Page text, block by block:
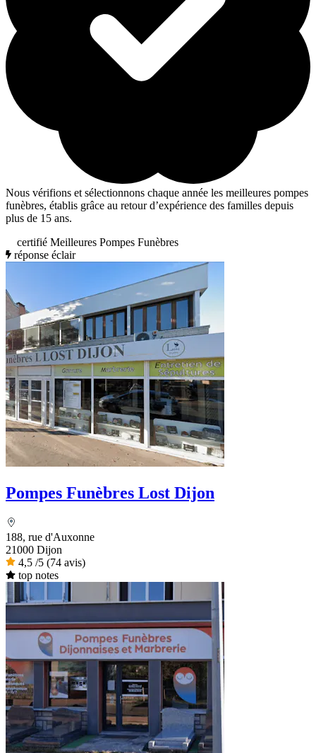
Nous vérifions et sélectionnons chaque année les meilleures pompes
funèbres, établis grâce au retour d’expérience des familles depuis
plus de 15 ans.
certifié Meilleures Pompes Funèbres
réponse éclair
Pompes Funèbres Lost Dijon
188, rue d'Auxonne
21000 Dijon
4,5 /5 (74 avis)
top notes